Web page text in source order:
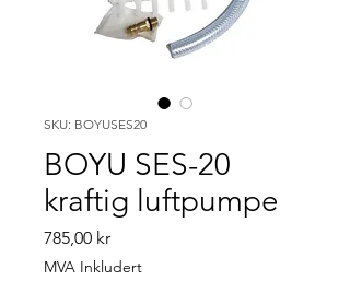
SKU: BOYUSES20
BOYU SES-20
kraftig luftpumpe
785,00 krPris
MVA Inkludert